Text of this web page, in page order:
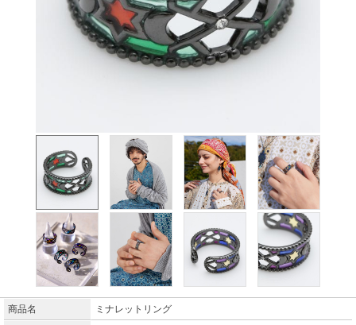
商品名
ミナレットリング